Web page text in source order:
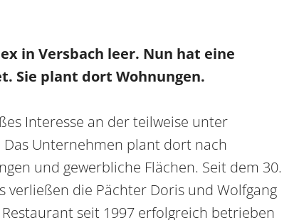
in Versbach leer. Nun hat eine
Sie plant dort Wohnungen.
Interesse an der teilweise unter
Unternehmen plant dort nach
und gewerbliche Flächen. Seit dem 30.
verließen die Pächter Doris und Wolfgang
seit 1997 erfolgreich betrieben